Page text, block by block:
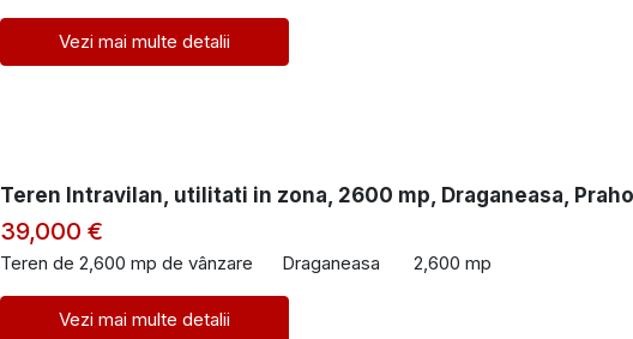
Vezi mai multe detalii
Teren Intravilan, utilitati in zona, 2600 mp, Draganeasa,
39,000 €
Teren de 2,600 mp de vânzare Draganeasa 2,600 mp
Vezi mai multe detalii